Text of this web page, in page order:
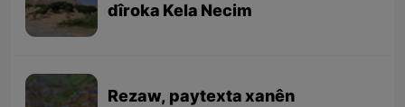
dîroka Kela Necim
Rezaw, paytexta xanên